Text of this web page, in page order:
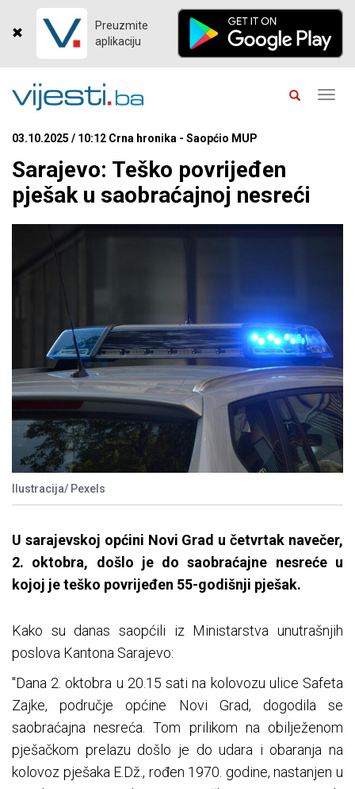
Preuzmite
aplikaciju
03.10.2025 / 10:12 Crna hronika - Saopćio MUP
Sarajevo: Teško povrijeđen
pješak u saobraćajnoj nesreći
Ilustracija/ Pexels
U sarajevskoj općini Novi Grad u četvrtak navečer,
2. oktobra, došlo je do saobraćajne nesreće u
kojoj je teško povrijeđen 55-godišnji pješak.
Kako su danas saopćili iz Ministarstva unutrašnjih
poslova Kantona Sarajevo:
"Dana 2. oktobra u 20.15 sati na kolovozu ulice Safeta
Zajke, područje općine Novi Grad, dogodila se
saobraćajna nesreća. Tom prilikom na obilježenom
pješačkom prelazu došlo je do udara i obaranja na
kolovoz pješaka E.Dž., rođen 1970. godine, nastanjen u